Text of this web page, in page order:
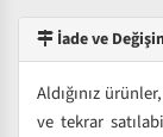
İade ve
Aldığınız
ve tekrar